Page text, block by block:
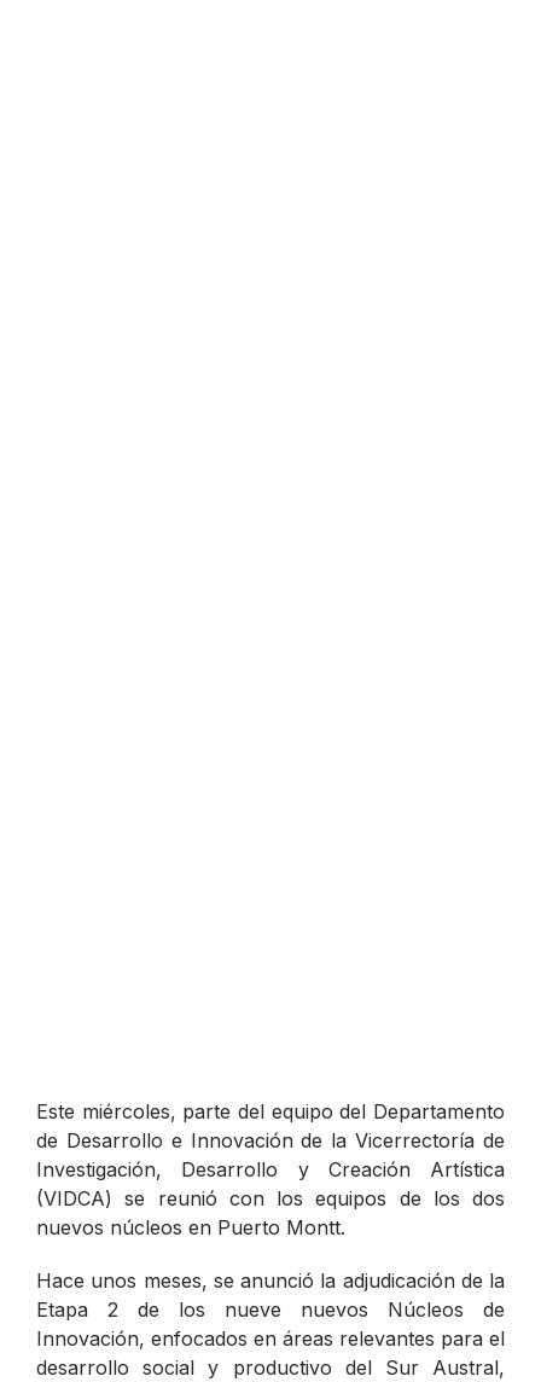
Este miércoles, parte del equipo del Departamento
de Desarrollo e Innovación de la Vicerrectoría de
Investigación, Desarrollo y Creación Artística
(VIDCA) se reunió con los equipos de los dos
nuevos núcleos en Puerto Montt.
Hace unos meses, se anunció la adjudicación de la
Etapa 2 de los nueve nuevos Núcleos de
Innovación, enfocados en áreas relevantes para el
desarrollo social y productivo del Sur Austral,